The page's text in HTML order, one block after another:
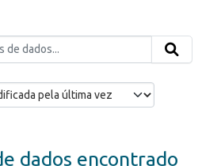
dados encontrado